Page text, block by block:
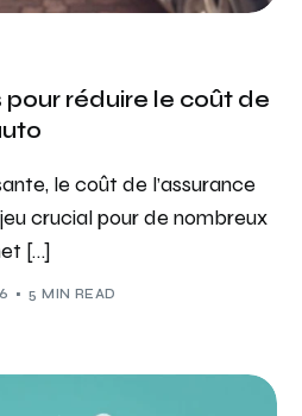
réduire le coût de
le coût de l’assurance
crucial pour de nombreux
[…]
5 MIN READ